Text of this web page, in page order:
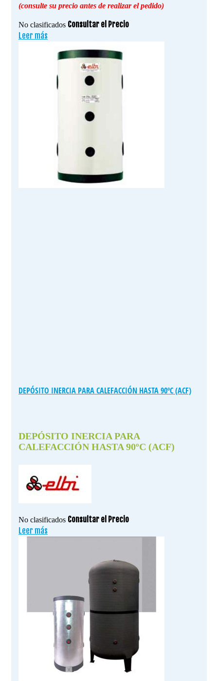
(consulte su precio antes de realizar el pedido)
No clasificados Consultar el Precio
Leer más
DEPÓSITO INERCIA PARA CALEFACCIÓN HASTA 90ºC (ACF)
DEPÓSITO INERCIA PARA
CALEFACCIÓN HASTA 90ºC (ACF)
No clasificados Consultar el Precio
Leer más